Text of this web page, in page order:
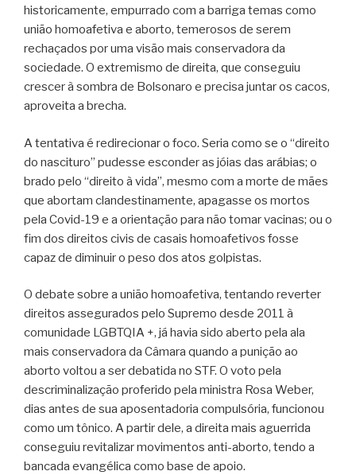
historicamente, empurrado com a barriga temas como
união homoafetiva e aborto, temerosos de serem
rechaçados por uma visão mais conservadora da
sociedade. O extremismo de direita, que conseguiu
crescer à sombra de Bolsonaro e precisa juntar os cacos,
aproveita a brecha.
A tentativa é redirecionar o foco. Seria como se o “direito
do nascituro” pudesse esconder as jóias das arábias; o
brado pelo “direito à vida”, mesmo com a morte de mães
que abortam clandestinamente, apagasse os mortos
pela Covid-19 e a orientação para não tomar vacinas; ou o
fim dos direitos civis de casais homoafetivos fosse
capaz de diminuir o peso dos atos golpistas.
O debate sobre a união homoafetiva, tentando reverter
direitos assegurados pelo Supremo desde 2011 à
comunidade LGBTQIA +, já havia sido aberto pela ala
mais conservadora da Câmara quando a punição ao
aborto voltou a ser debatida no STF. O voto pela
descriminalização proferido pela ministra Rosa Weber,
dias antes de sua aposentadoria compulsória, funcionou
como um tônico. A partir dele, a direita mais aguerrida
conseguiu revitalizar movimentos anti-aborto, tendo a
bancada evangélica como base de apoio.